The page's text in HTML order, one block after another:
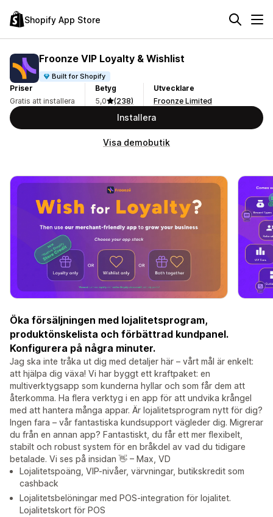
Shopify App Store
Froonze VIP Loyalty & Wishlist
Built for Shopify
Priser
Gratis att installera
Betyg
5,0
(238)
Utvecklare
Froonze Limited
Installera
Visa demobutik
Öka försäljningen med lojalitetsprogram,
produktönskelista och förbättrad kundpanel.
Konfigurera på några minuter.
Jag ska inte tråka ut dig med detaljer här – vårt mål är enkelt:
att hjälpa dig växa! Vi har byggt ett kraftpaket: en
multiverktygsapp som kunderna hyllar och som får dem att
återkomma. Ha flera verktyg i en app för att undvika krångel
med att hantera många appar. Är lojalitetsprogram nytt för dig?
Ingen fara – vår fantastiska kundsupport vägleder dig. Migrerar
du från en annan app? Fantastiskt, du får ett mer flexibelt,
stabilt och robust system för en bråkdel av vad du tidigare
betalade. Vi ses på insidan 👋 – Max, VD
Lojalitetspoäng, VIP-nivåer, värvningar, butikskredit som
cashback
Lojalitetsbelöningar med POS-integration för lojalitet.
Lojalitetskort för POS